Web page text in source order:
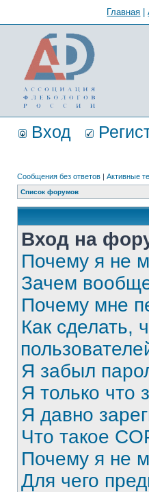
Главная |
Вход
Сообщения без ответов | Активные
Список форумов
Вход на
Почему я не
Зачем
Почему мне
Как сделать,
Я забыл
Я только что
Я давно
Что такое
Почему я не
Для чего